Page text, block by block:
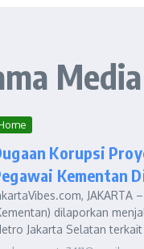
Media
Korupsi
Kementan
dilaporkan
Jakarta Selatan